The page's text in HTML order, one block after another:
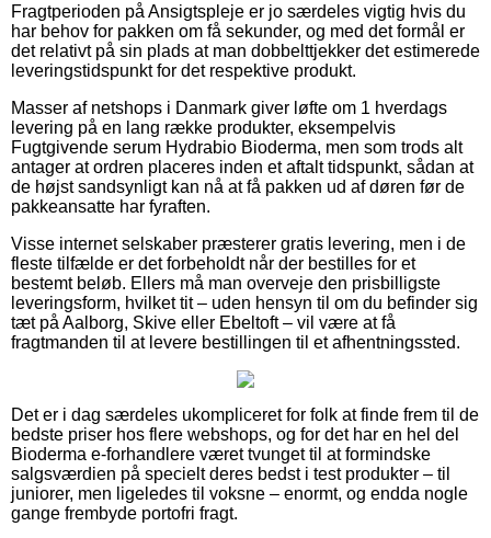
Fragtperioden på Ansigtspleje er jo særdeles vigtig hvis du
har behov for pakken om få sekunder, og med det formål er
det relativt på sin plads at man dobbelttjekker det estimerede
leveringstidspunkt for det respektive produkt.
Masser af netshops i Danmark giver løfte om 1 hverdags
levering på en lang række produkter, eksempelvis
Fugtgivende serum Hydrabio Bioderma, men som trods alt
antager at ordren placeres inden et aftalt tidspunkt, sådan at
de højst sandsynligt kan nå at få pakken ud af døren før de
pakkeansatte har fyraften.
Visse internet selskaber præsterer gratis levering, men i de
fleste tilfælde er det forbeholdt når der bestilles for et
bestemt beløb. Ellers må man overveje den prisbilligste
leveringsform, hvilket tit – uden hensyn til om du befinder sig
tæt på Aalborg, Skive eller Ebeltoft – vil være at få
fragtmanden til at levere bestillingen til et afhentningssted.
Det er i dag særdeles ukompliceret for folk at finde frem til de
bedste priser hos flere webshops, og for det har en hel del
Bioderma e-forhandlere været tvunget til at formindske
salgsværdien på specielt deres bedst i test produkter – til
juniorer, men ligeledes til voksne – enormt, og endda nogle
gange frembyde portofri fragt.